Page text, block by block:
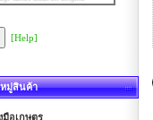
[Help]
มู่สินค้า
มือเกษตร